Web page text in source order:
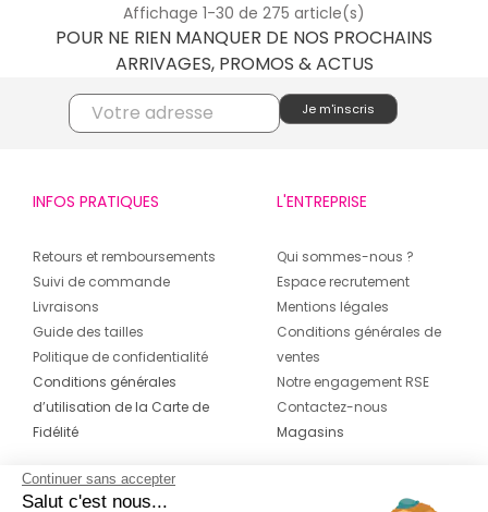
Affichage 1-30 de 275 article(s)
POUR NE RIEN MANQUER DE NOS PROCHAINS
ARRIVAGES, PROMOS & ACTUS
INFOS PRATIQUES
Retours et remboursements
Suivi de commande
Livraisons
Guide des tailles
Politique de confidentialité
Conditions générales
d’utilisation de la Carte de
Fidélité
L'ENTREPRISE
Qui sommes-nous ?
Espace recrutement
Mentions légales
Conditions générales de
ventes
Notre engagement RSE
Contactez-nous
Magasins
CONTACT
Continuer sans accepter
Salut c'est nous...